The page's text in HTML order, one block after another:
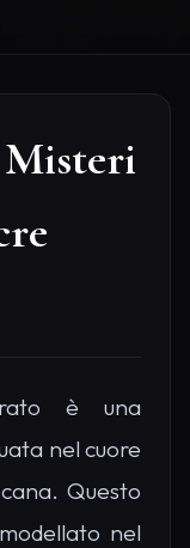
Misteri
è una
nel cuore
Questo
nel